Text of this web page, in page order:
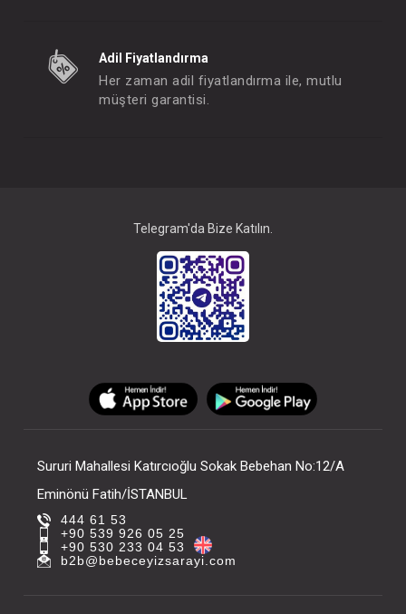
Adil Fiyatlandırma
Her zaman adil fiyatlandırma ile, mutlu
müşteri garantisi.
Telegram'da Bize Katılın.
Sururi Mahallesi Katırcıoğlu Sokak Bebehan No:12/A
Eminönü Fatih/İSTANBUL
444 61 53
+90 539 926 05 25
+90 530 233 04 53
b2b@bebeceyizsarayi.com